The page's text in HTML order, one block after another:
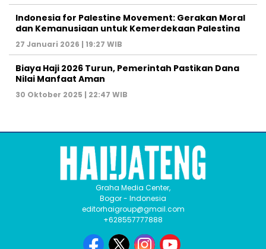
Indonesia for Palestine Movement: Gerakan Moral
dan Kemanusiaan untuk Kemerdekaan Palestina
27 Januari 2026 | 19:27 WIB
Biaya Haji 2026 Turun, Pemerintah Pastikan Dana
Nilai Manfaat Aman
30 Oktober 2025 | 22:47 WIB
Graha Media Center,
Bogor - Indonesia
editorhaigroup@gmail.com
+628557777888